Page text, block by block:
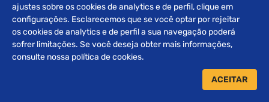
ajustes sobre os cookies de analytics e de perfil, clique em
configurações. Esclarecemos que se você optar por rejeitar
os cookies de analytics e de perfil a sua navegação poderá
sofrer limitações. Se você deseja obter mais informações,
consulte nossa política de cookies.
ACEITAR